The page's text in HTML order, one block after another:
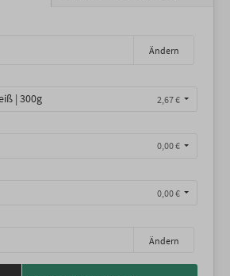
Ändern
| 300g 2,67 €
0,00 €
0,00 €
Ändern